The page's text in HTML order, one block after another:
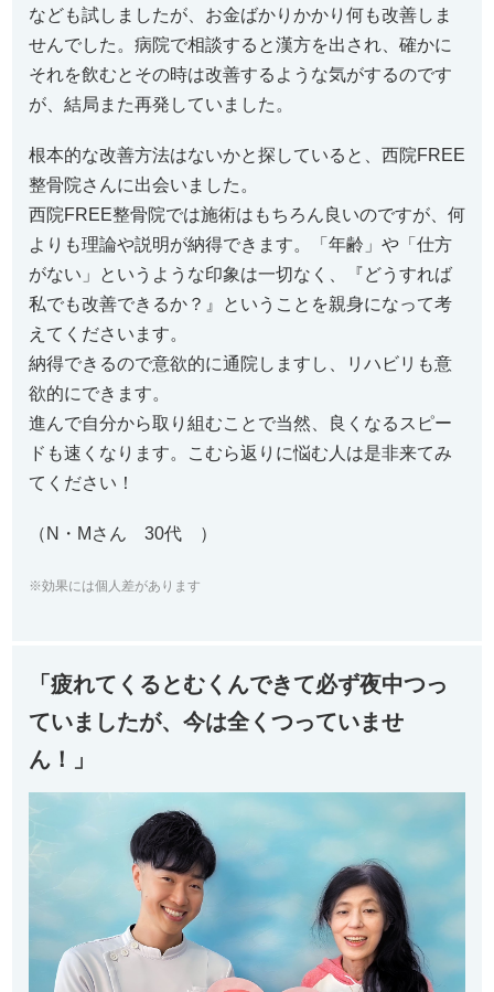
なども試しましたが、お金ばかりかかり何も改善しま
せんでした。病院で相談すると漢方を出され、確かに
それを飲むとその時は改善するような気がするのです
が、結局また再発していました。
根本的な改善方法はないかと探していると、西院FREE
整骨院さんに出会いました。
西院FREE整骨院では施術はもちろん良いのですが、何
よりも理論や説明が納得できます。「年齢」や「仕方
がない」というような印象は一切なく、『どうすれば
私でも改善できるか？』ということを親身になって考
えてくださいます。
納得できるので意欲的に通院しますし、リハビリも意
欲的にできます。
進んで自分から取り組むことで当然、良くなるスピー
ドも速くなります。こむら返りに悩む人は是非来てみ
てください！
（N・Mさん 30代 ）
※効果には個人差があります
「疲れてくるとむくんできて必ず夜中つっ
ていましたが、今は全くつっていませ
ん！」